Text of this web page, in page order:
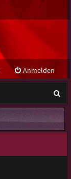
Anmelden
u
c
e